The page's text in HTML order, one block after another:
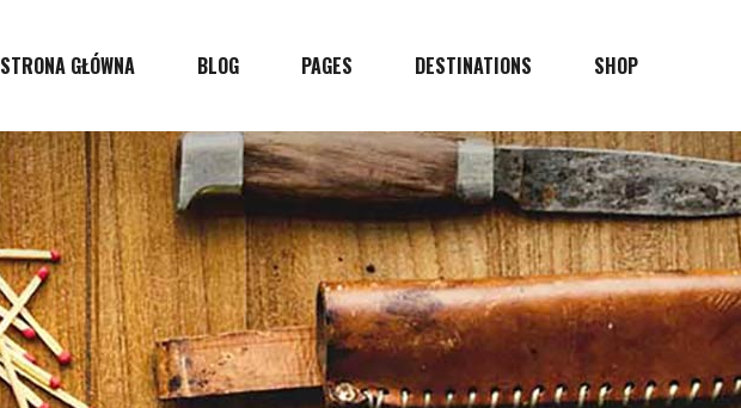
STRONA GŁÓWNA BLOG PAGES DESTINATIONS SHOP